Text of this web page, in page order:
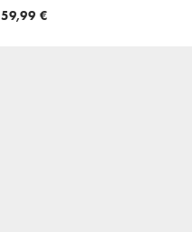
59,99 €